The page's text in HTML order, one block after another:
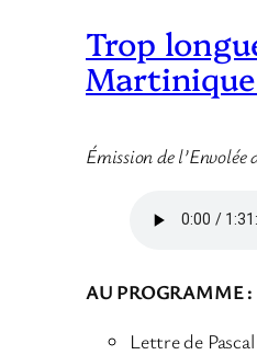
Trop
Émission de
AU PROGRAMME :
Lettre de